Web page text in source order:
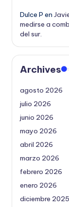
Dulce P en
medirse a
del sur.
Archives
agosto 2026
julio 2026
junio 2026
mayo 2026
abril 2026
marzo 2026
febrero 2026
enero 2026
diciembre 2025